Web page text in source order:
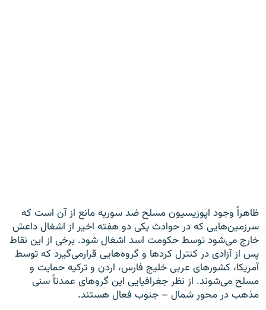
ظاهراً وجود اپوزیسیون مسلح ضد سوریه مانع از آن است که
سرزمین‌هایی که در حوادث یکی دو هفته اخیر از اشغال داعش
خارج می‌شود توسط حکومت اسد اشغال شود. برخی از این نقاط
پس از آزادی در کنترل کردها و گروه‌هایی قرارمی‌گیرد که توسط
آمریکا، کشورهای عربی خلیج فارس، اردن و ترکیه حمایت و
مسلح می‌شوند. از نظر جغرافیایی این گروهای عمدتاً سنی
مذهب در محور شمال – جنوب فعال هستند.